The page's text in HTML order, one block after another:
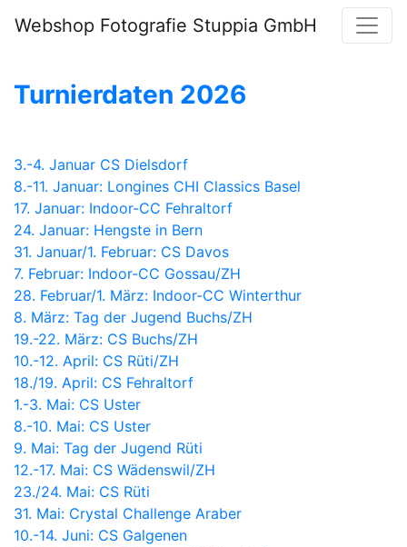
Webshop Fotografie Stuppia GmbH
Turnierdaten 2026
3.-4. Januar CS Dielsdorf
8.-11. Januar: Longines CHI Classics Basel
17. Januar: Indoor-CC Fehraltorf
24. Januar: Hengste in Bern
31. Januar/1. Februar: CS Davos
7. Februar: Indoor-CC Gossau/ZH
28. Februar/1. März: Indoor-CC Winterthur
8. März: Tag der Jugend Buchs/ZH
19.-22. März: CS Buchs/ZH
10.-12. April: CS Rüti/ZH
18./19. April: CS Fehraltorf
1.-3. Mai: CS Uster
8.-10. Mai: CS Uster
9. Mai: Tag der Jugend Rüti
12.-17. Mai: CS Wädenswil/ZH
23./24. Mai: CS Rüti
31. Mai: Crystal Challenge Araber
10.-14. Juni: CS Galgenen